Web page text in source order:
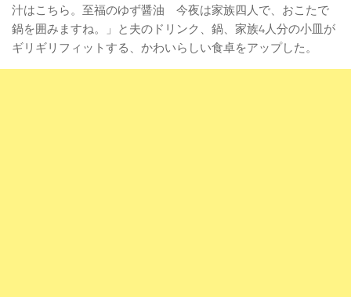
汁はこちら。至福のゆず醤油 今夜は家族四人で、おこたで
鍋を囲みますね。」と夫のドリンク、鍋、家族4人分の小皿が
ギリギリフィットする、かわいらしい食卓をアップした。